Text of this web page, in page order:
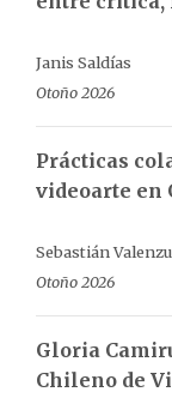
Janis Saldías
Otoño 2026
Prácticas
videoarte en
Sebastián
Otoño 2026
Gloria
Chileno de